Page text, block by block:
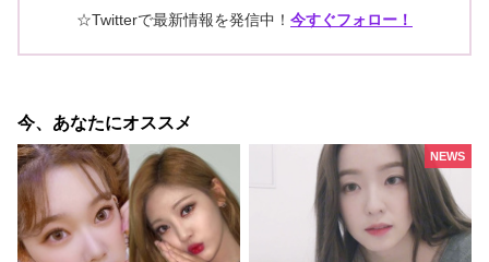
☆Twitterで最新情報を発信中！ 今すぐフォロー！
今、あなたにオススメ
NEWS